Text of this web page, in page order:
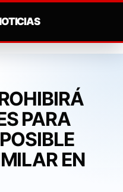
PARA
EN